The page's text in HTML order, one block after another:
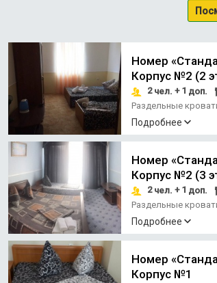
Номер
Корпус №2 (2
2чел. + 1 доп.
Раздельные
Подробнее
Номер
Корпус №2 (3
2чел. + 1 доп.
Раздельные
Подробнее
Номер
Корпус №1